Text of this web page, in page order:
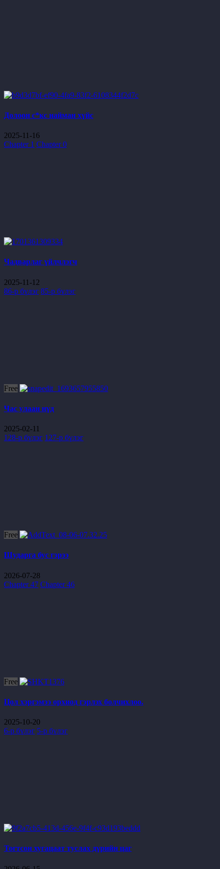
Долоон с*кс найман хүйс
2025-11-16
Chapter 1 Chapter 0
Чадварлаг үйлчлэгч
2025-11-12
86-р бүлэг 85-р бүлэг
Free
Час улаан нүд
2025-02-11
128-р бүлэг 127-р бүлэг
Free
Шударга бус гэрээ
2026-07-28
Chapter 47 Chapter 46
Free
Цол хэргэмээ орхиод гэрлэх болчихлоо.
2025-10-20
6-р бүлэг 5-р бүлэг
Тогтсон хугацаат туслах дүрийн цаг